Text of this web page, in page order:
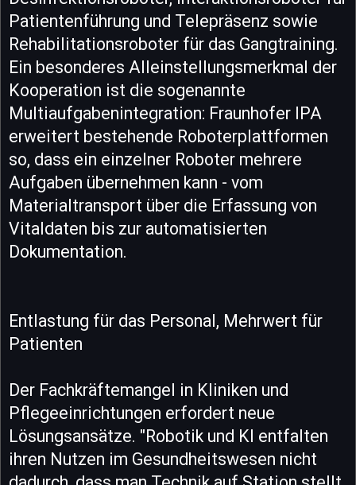
Patientenführung und Telepräsenz sowie
Rehabilitationsroboter für das Gangtraining.
Ein besonderes Alleinstellungsmerkmal der
Kooperation ist die sogenannte
Multiaufgabenintegration: Fraunhofer IPA
erweitert bestehende Roboterplattformen
so, dass ein einzelner Roboter mehrere
Aufgaben übernehmen kann - vom
Materialtransport über die Erfassung von
Vitaldaten bis zur automatisierten
Dokumentation.
Entlastung für das Personal, Mehrwert für
Patienten
Der Fachkräftemangel in Kliniken und
Pflegeeinrichtungen erfordert neue
Lösungsansätze. "Robotik und KI entfalten
ihren Nutzen im Gesundheitswesen nicht